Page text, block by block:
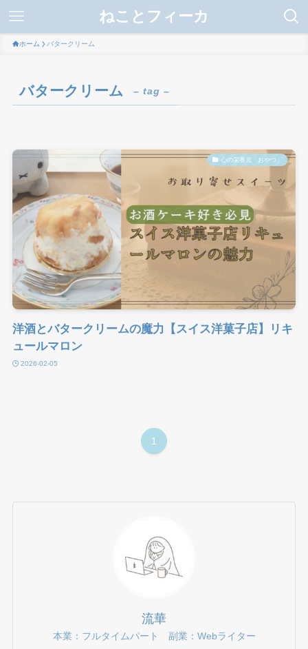
ねことフィーカ
ホーム バタークリーム
バタークリーム – tag –
心の栄養元「おやつ」
洋酒とバタークリームの魔力【スイス洋菓子店】リキ
ュールマロン
2026-02-05
1
流華
本業：フルタイムパート 副業：Webライター